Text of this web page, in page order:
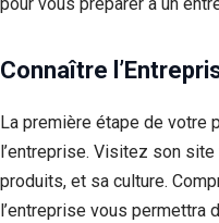
Connaître
La première étape de votre
l’entreprise. Visitez son
produits, et sa culture.
l’entreprise vous permettra